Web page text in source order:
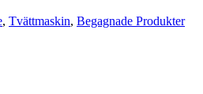
, Tvättmaskin, Begagnade Produkter